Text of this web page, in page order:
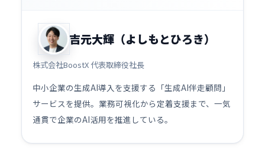
吉元大輝（よしもとひろき）
株式会社BoostX 代表取締役社長
中小企業の生成AI導入を支援する「生成AI伴走顧問」
サービスを提供。業務可視化から定着支援まで、一気
通貫で企業のAI活用を推進している。